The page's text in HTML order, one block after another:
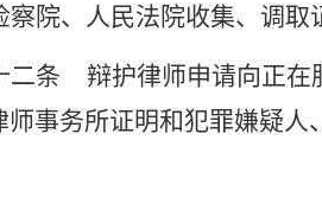
察院、人民法院收集、调
二条
辩护律师申请向正
师事务所证明和犯罪嫌疑